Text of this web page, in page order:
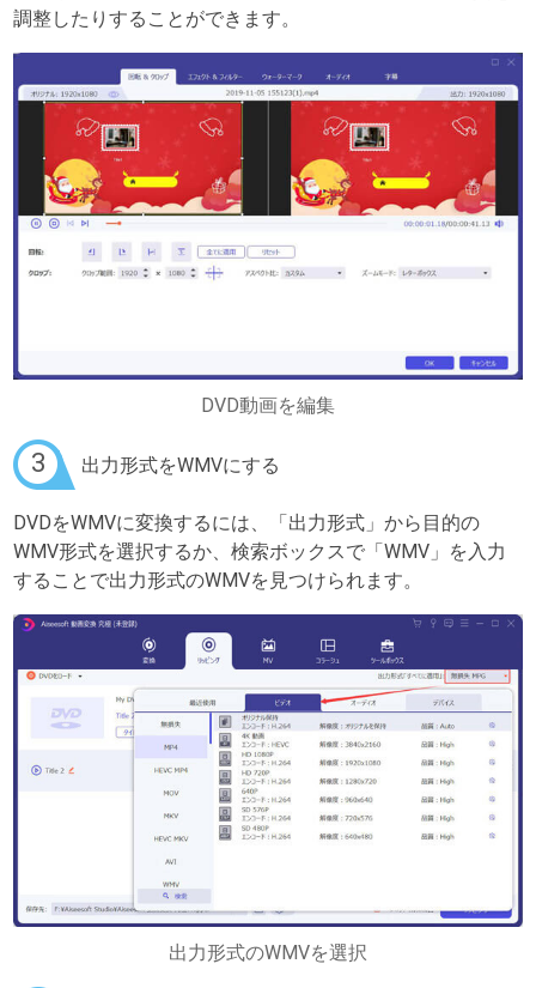
調整したりすることができます。
DVD動画を編集
3 出力形式をWMVにする
DVDをWMVに変換するには、「出力形式」から目的の
WMV形式を選択するか、検索ボックスで「WMV」を入力
することで出力形式のWMVを見つけられます。
出力形式のWMVを選択